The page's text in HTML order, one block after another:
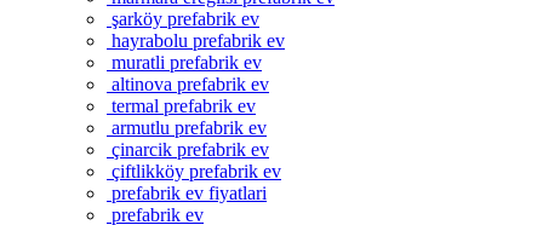
şarköy prefabrik ev
hayrabolu prefabrik ev
muratli prefabrik ev
altinova prefabrik ev
termal prefabrik ev
armutlu prefabrik ev
çinarcik prefabrik ev
çiftlikköy prefabrik ev
prefabrik ev fiyatlari
prefabrik ev